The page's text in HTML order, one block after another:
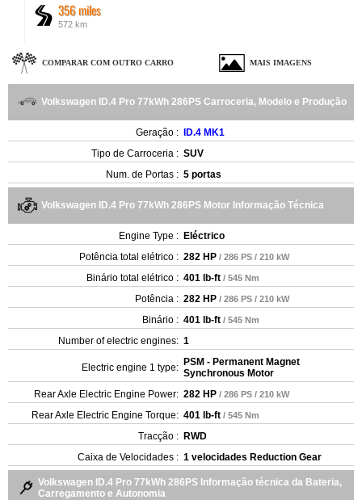
356 miles
572 km
COMPARAR COM OUTRO CARRO MAIS IMAGENS
Volkswagen ID.4 Pro 77kWh 286PS Carroceria, Modelo e Produção
Geração : ID.4 MK1
Tipo de Carroceria : SUV
Num. de Portas : 5 portas
Volkswagen ID.4 Pro 77kWh 286PS Motor Informação Técnica
Engine Type : Eléctrico
Potência total elétrico : 282 HP / 286 PS / 210 kW
Binário total elétrico : 401 lb-ft / 545 Nm
Potência : 282 HP / 286 PS / 210 kW
Binário : 401 lb-ft / 545 Nm
Number of electric engines: 1
Electric engine 1 type: PSM - Permanent Magnet
Synchronous Motor
Rear Axle Electric Engine Power: 282 HP / 286 PS / 210 kW
Rear Axle Electric Engine Torque: 401 lb-ft / 545 Nm
Tracção : RWD
Caixa de Velocidades : 1 velocidades Reduction Gear
Volkswagen ID.4 Pro 77kWh 286PS Informação técnica da Bateria,
Carregamento e Autonomia